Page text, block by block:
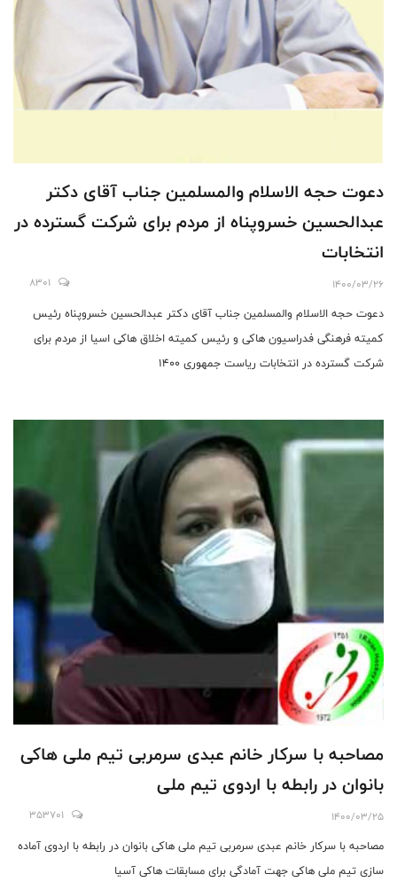
دعوت حجه الاسلام والمسلمین جناب آقای دکتر
عبدالحسین خسروپناه از مردم برای شرکت گسترده در
انتخابات
1400/03/26
8301
دعوت حجه الاسلام والمسلمین جناب آقای دکتر عبدالحسین خسروپناه رئیس
کمیته فرهنگی فدراسیون هاکی و رئیس کمیته اخلاق هاكى اسيا از مردم برای
شرکت گسترده در انتخابات ریاست جمهوری 1400
مصاحبه با سرکار خانم عبدی سرمربی تیم ملی هاکی
بانوان در رابطه با اردوی تیم ملی
1400/03/25
353701
مصاحبه با سرکار خانم عبدی سرمربی تیم ملی هاکی بانوان در رابطه با اردوی آماده
سازی تیم ملی هاکی جهت آمادگی برای مسابقات هاکی آسیا